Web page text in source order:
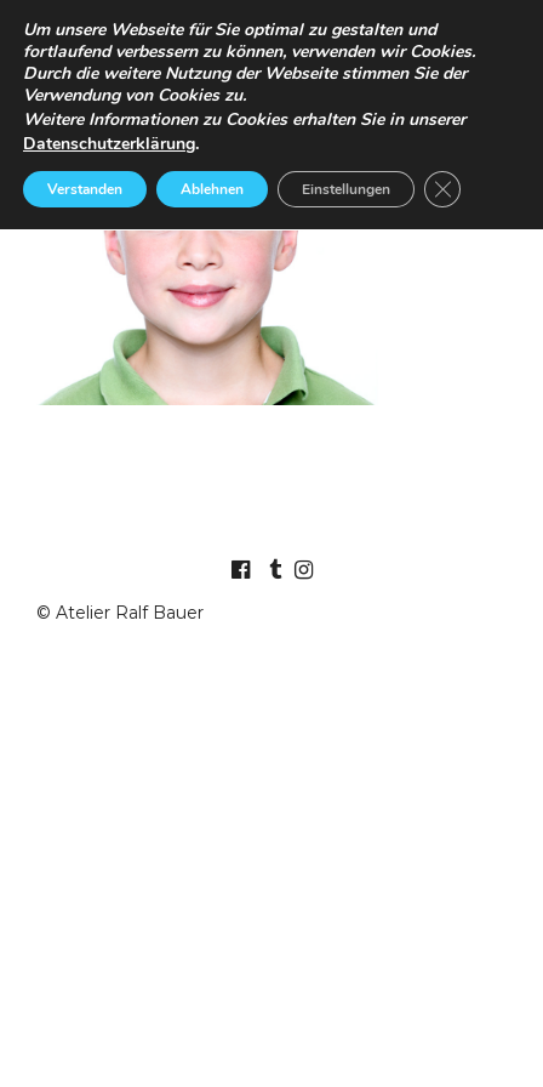
TERMINANFRAGE PREISE IMPRESSUM / DATENSCHUTZERKLÄRUNG
© Atelier Ralf Bauer
Um unsere Webseite für Sie optimal zu gestalten und
fortlaufend verbessern zu können, verwenden wir Cookies.
Durch die weitere Nutzung der Webseite stimmen Sie der
Verwendung von Cookies zu.
Weitere Informationen zu Cookies erhalten Sie in unserer
Datenschutzerklärung.
Verstanden Ablehnen Einstellungen GDPR